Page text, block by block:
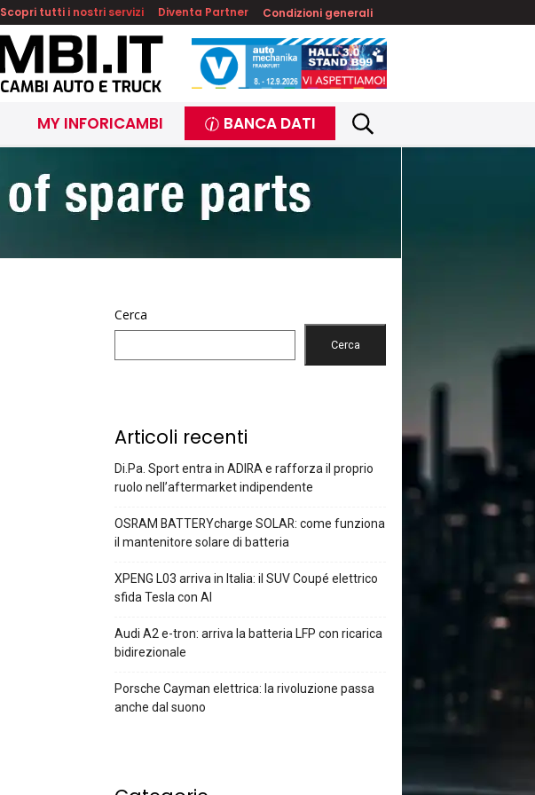
Scopri tutti i nostri servizi Diventa Partner Condizioni generali
MY INFORICAMBI BANCA DATI
Cerca
Cerca
Articoli recenti
Di.Pa. Sport entra in ADIRA e rafforza il proprio
ruolo nell’aftermarket indipendente
OSRAM BATTERYcharge SOLAR: come funziona
il mantenitore solare di batteria
XPENG L03 arriva in Italia: il SUV Coupé elettrico
sfida Tesla con AI
Audi A2 e-tron: arriva la batteria LFP con ricarica
bidirezionale
Porsche Cayman elettrica: la rivoluzione passa
anche dal suono